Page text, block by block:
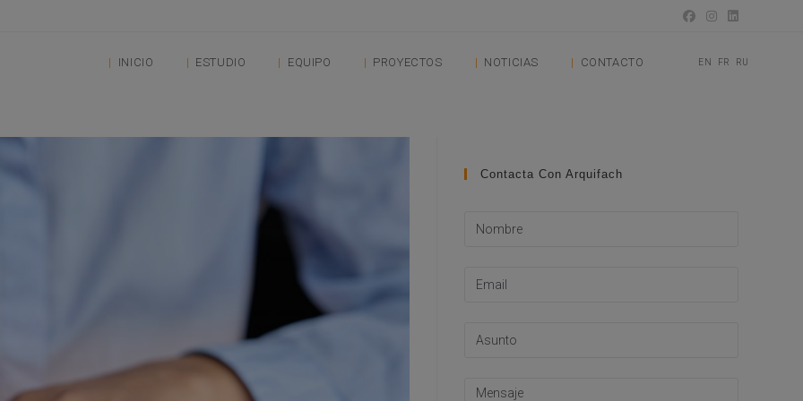
INICIO ESTUDIO EQUIPO PROYECTOS NOTICIAS CONTACTO EN FR RU
Contacta Con Arquifach